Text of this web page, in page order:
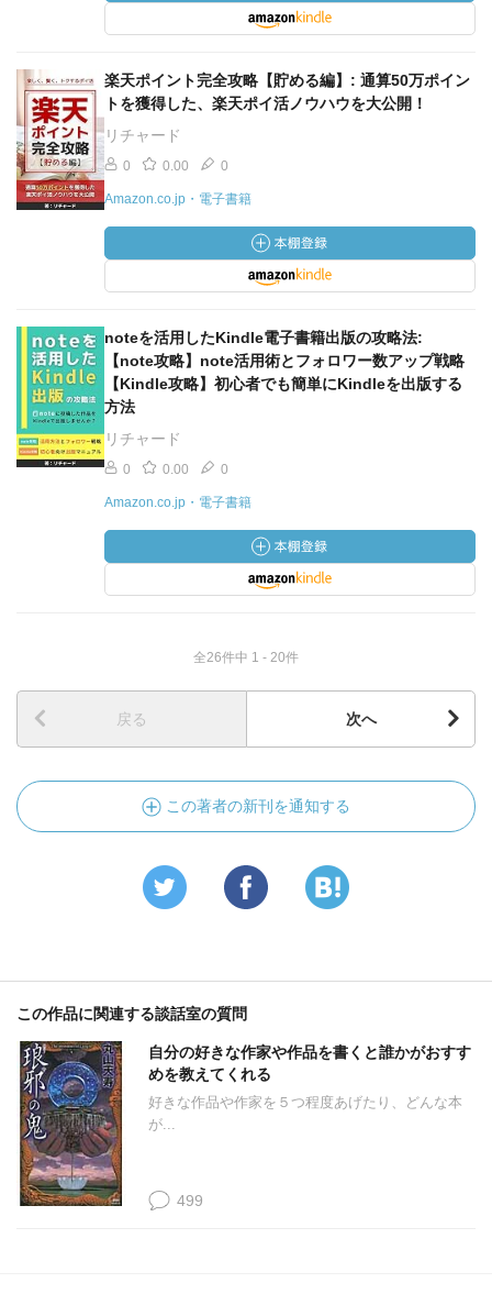
楽天ポイント完全攻略【貯める編】: 通算50万ポイン
トを獲得した、楽天ポイ活ノウハウを大公開！
リチャード
0 0.00 0
Amazon.co.jp・電子書籍
noteを活用したKindle電子書籍出版の攻略法:
【note攻略】note活用術とフォロワー数アップ戦略
【Kindle攻略】初心者でも簡単にKindleを出版する
方法
リチャード
0 0.00 0
Amazon.co.jp・電子書籍
全26件中 1 - 20件
戻る 次へ
この著者の新刊を通知する
この作品に関連する談話室の質問
自分の好きな作家や作品を書くと誰かがおすす
めを教えてくれる
好きな作品や作家を５つ程度あげたり、どんな本
が...
499